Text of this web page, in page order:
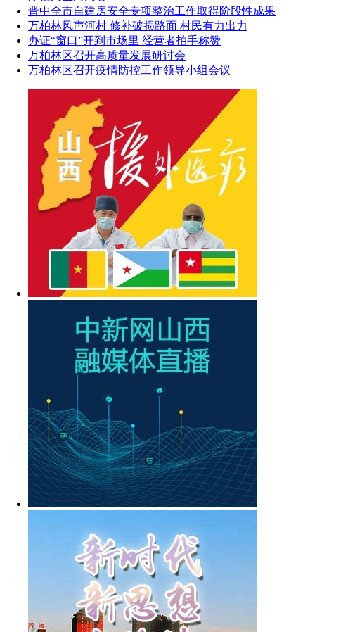
晋中全市自建房安全专项整治工作取得阶段性成果
万柏林风声河村 修补破损路面 村民有力出力
办证“窗口”开到市场里 经营者拍手称赞
万柏林区召开高质量发展研讨会
万柏林区召开疫情防控工作领导小组会议